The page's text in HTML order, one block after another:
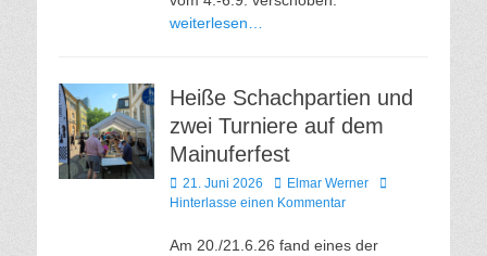
weiterlesen…
Heiße Schachpartien und
zwei Turniere auf dem
Mainuferfest
Veröffentlicht
am
21. Juni 2026 AutorElmar Werner
Hinterlasse einen Kommentar
Am 20./21.6.26 fand eines der